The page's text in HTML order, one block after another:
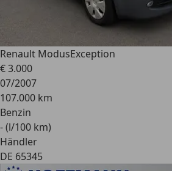
Renault ModusException
€ 3.000
07/2007
107.000 km
Benzin
- (l/100 km)
Händler
DE 65345